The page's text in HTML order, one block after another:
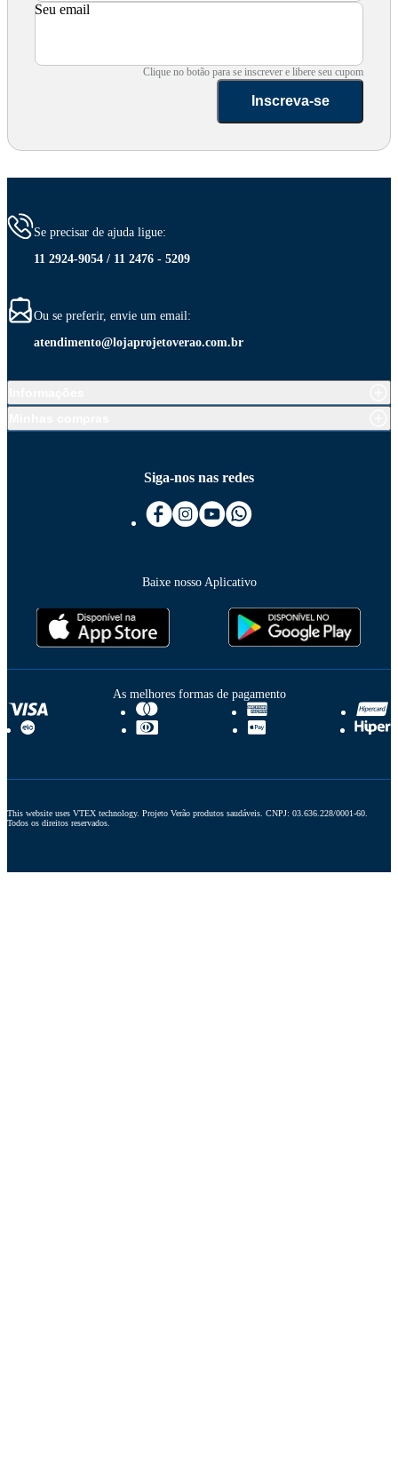
Seu email
Clique no botão para se inscrever e libere seu cupom
Inscreva-se
Se precisar de ajuda ligue:
11 2924-9054 / 11 2476 - 5209
Ou se preferir, envie um email:
atendimento@lojaprojetoverao.com.br
Siga-nos nas redes
Baixe nosso Aplicativo
As melhores formas de pagamento
This website uses VTEX technology. Projeto Verão produtos saudáveis. CNPJ: 03.636.228/0001-60.
Todos os direitos reservados.